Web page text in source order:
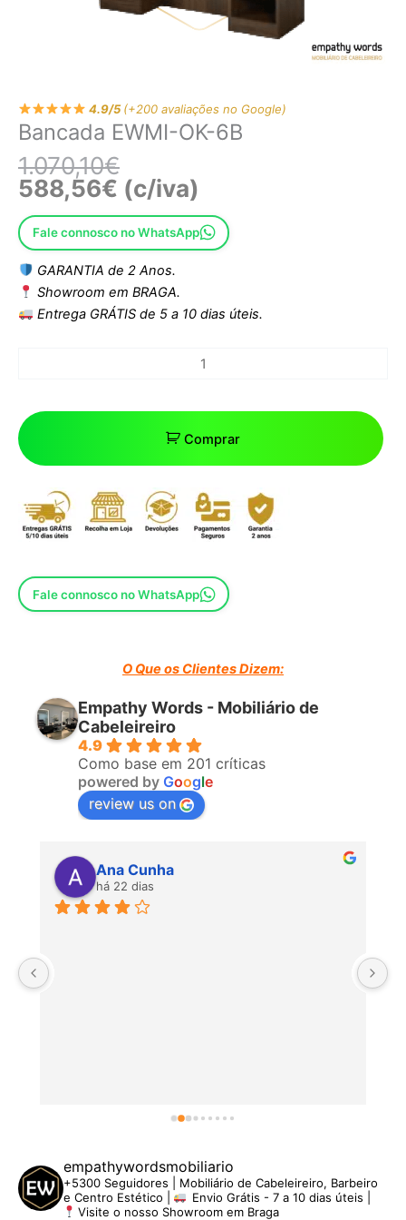
4.9/5(+200 avaliações no Google)
Bancada EWMI-OK-6B
1.070,10€
588,56€ (c/iva)
Fale connosco no WhatsApp
GARANTIA de 2 Anos.
Showroom em BRAGA.
Entrega GRÁTIS de 5 a 10 dias úteis.
Comprar
Fale connosco no WhatsApp
O Que os Clientes Dizem:
Empathy Words - Mobiliário de
Cabeleireiro
4.9
Como base em 201 críticas
powered by Google
review us on
Ana Cunha
há 22 dias
empathywordsmobiliario
+5300 Seguidores | Mobiliário de Cabeleireiro, Barbeiro
e Centro Estético |
Envio Grátis - 7 a 10 dias úteis |
Visite o nosso Showroom em Braga